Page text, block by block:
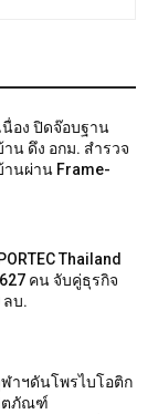
นื่อง ปิดจ๊อบฐาน
น ดึง อกม. สำรวจ
านผ่าน Frame-
Thailand
คน จับคู่ธุรกิจ
ลบ.
ฬาฯดันโพรไบโอติก
ตภัณฑ์